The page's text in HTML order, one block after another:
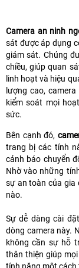
Camera an ninh
sát được áp dụng
giám sát. Chúng
chiều, giúp quan
linh hoạt và hiệu
lượng cao,
kiểm soát mọi
sức.
Bên cạnh đó,
trang bị các tính
cảnh báo chuyển
Nhờ vào những
sự an toàn của gia
nào.
Sự dễ dàng cài
dòng camera này.
không cần sự hỗ
thân thiện giúp